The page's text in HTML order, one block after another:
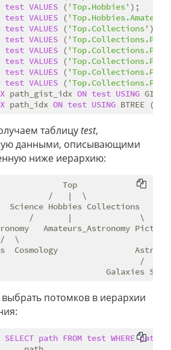
test VALUES ( 'Top.Hobbies'
test VALUES (
test VALUES ( 'Top.Collections'
test VALUES (
test VALUES (
test VALUES (
test VALUES (
test VALUES (
path_gist_idx ON test USING GIST
path_idx ON test USING BTREE (
таблицуtest,
данными, описывающими
ниже иерархию:
Top
/   |  \
Science Hobbies Collections
/       |              \
Amateurs_Astronomy
\                            |
Cosmology
/  |
потомков в иерархии
SELECT path FROM test WHERE path